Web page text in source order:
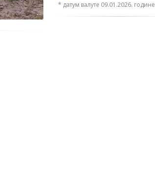
* датум валуте 09.01.2026. године